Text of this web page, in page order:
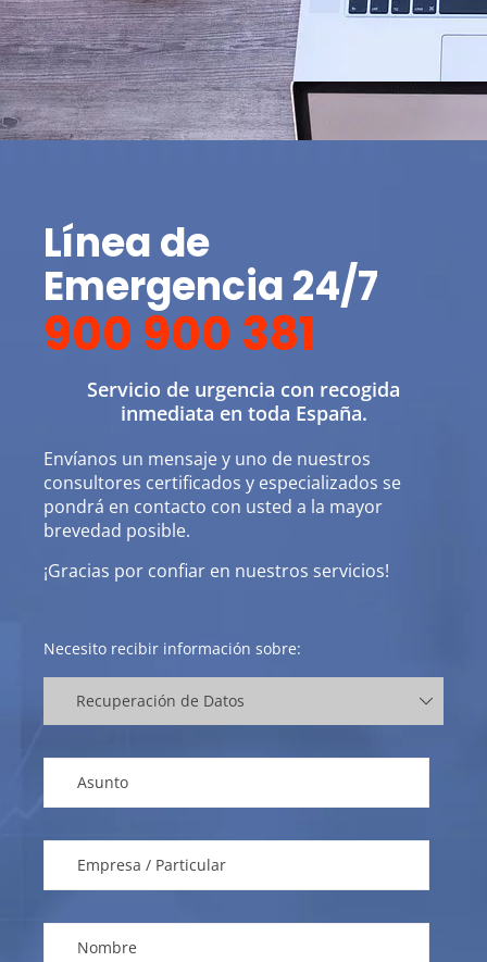
Línea de
Emergencia 24/7
900 900 381
Servicio de urgencia con recogida
inmediata en toda España.
Envíanos un mensaje y uno de nuestros
consultores certificados y especializados se
pondrá en contacto con usted a la mayor
brevedad posible.
¡Gracias por confiar en nuestros servicios!
Necesito recibir información sobre: